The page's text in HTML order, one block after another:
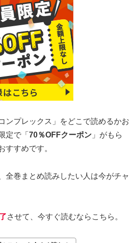
ンプレックス」をどこで読めるかお
定で「 70％OFFクーポン 」がもら
すすめです。
全巻まとめ読みしたい人は今がチャ
させて、今すぐ読むならこちら。